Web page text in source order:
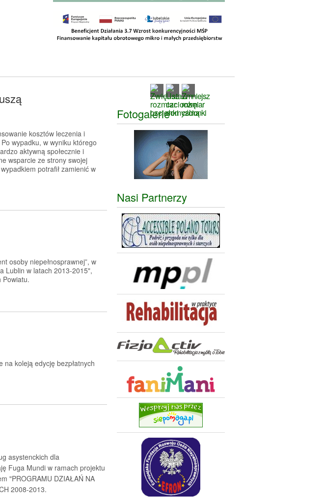
kosztów leczenia i
wypadku, w wyniku którego
aktywną społecznie i
wsparcie ze strony swojej
potrafił zamienić w
osoby niepełnosprawnej”, w
Lublin w latach 2013-2015",
Powiatu.
koleją edycję bezpłatnych
asystenckich dla
Fuga Mundi w ramach projektu
"PROGRAMU DZIAŁAŃ NA
2008-2013.
Fotogalerie
Nasi Partnerzy